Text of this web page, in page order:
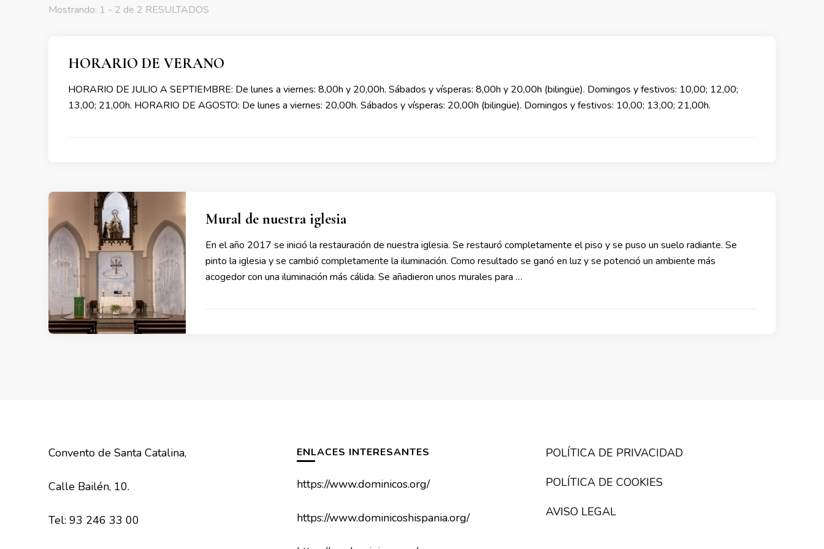
Mostrando: 1 - 2 de 2 RESULTADOS
HORARIO DE VERANO
HORARIO DE JULIO A SEPTIEMBRE: De lunes a viernes: 8,00h y 20,00h. Sábados y vísperas: 8,00h y 20,00h (bilingüe). Domingos y festivos: 10,00; 12,00;
13,00; 21,00h. HORARIO DE AGOSTO: De lunes a viernes: 20,00h. Sábados y vísperas: 20,00h (bilingüe). Domingos y festivos: 10,00; 13,00; 21,00h.
Mural de nuestra iglesia
En el año 2017 se inició la restauración de nuestra iglesia. Se restauró completamente el piso y se puso un suelo radiante. Se
pinto la iglesia y se cambió completamente la iluminación. Como resultado se ganó en luz y se potenció un ambiente más
acogedor con una iluminación más cálida. Se añadieron unos murales para …
Convento de Santa Catalina,
Calle Bailén, 10.
Tel: 93 246 33 00
ENLACES INTERESANTES
https://www.dominicos.org/
https://www.dominicoshispania.org/
POLÍTICA DE PRIVACIDAD
POLÍTICA DE COOKIES
AVISO LEGAL